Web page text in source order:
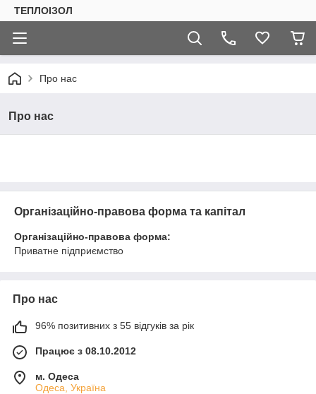
ТЕПЛОIЗОЛ
Про нас
Про нас
Організаційно-правова форма та капітал
Організаційно-правова форма:
Приватне підприємство
Про нас
96% позитивних з 55 відгуків за рік
Працює з 08.10.2012
м. Одеса
Одеса, Україна